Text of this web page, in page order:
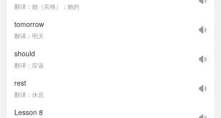
翻译：她（宾格）；她的
tomorrow
翻译：明天
should
翻译：应该
rest
翻译：休息
Lesson 8